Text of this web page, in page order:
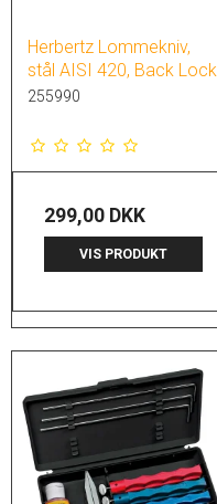
Herbertz Lommekniv,
stål AISI 420, Back Lock
255990
299,00 DKK
VIS PRODUKT